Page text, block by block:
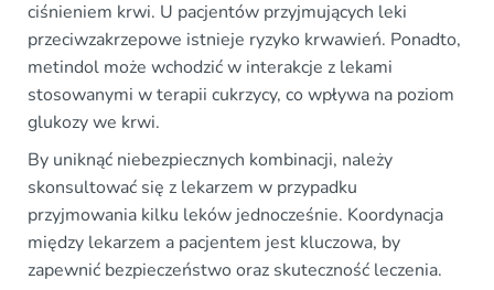
ciśnieniem krwi. U pacjentów przyjmujących leki
przeciwzakrzepowe istnieje ryzyko krwawień. Ponadto,
metindol może wchodzić w interakcje z lekami
stosowanymi w terapii cukrzycy, co wpływa na poziom
glukozy we krwi.
By uniknąć niebezpiecznych kombinacji, należy
skonsultować się z lekarzem w przypadku
przyjmowania kilku leków jednocześnie. Koordynacja
między lekarzem a pacjentem jest kluczowa, by
zapewnić bezpieczeństwo oraz skuteczność leczenia.